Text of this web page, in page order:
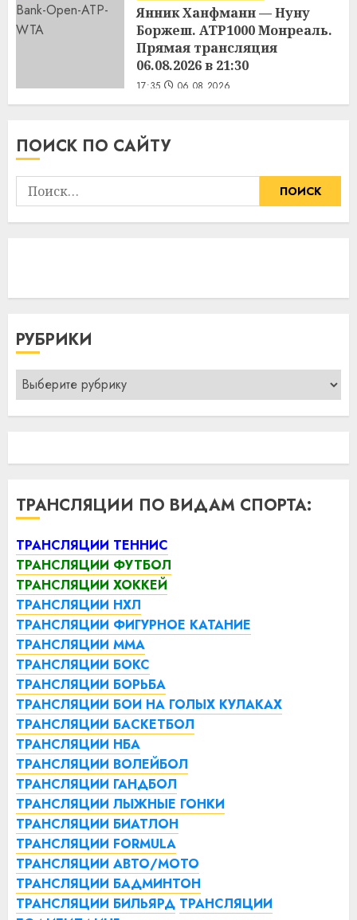
Янник Ханфманн — Нуну
Боржеш. ATP1000 Монреаль.
Прямая трансляция
06.08.2026 в 21:30
17:35 06.08.2026
ПОИСК ПО САЙТУ
Найти:
РУБРИКИ
Рубрики
ТРАНСЛЯЦИИ ПО ВИДАМ СПОРТА:
ТРАНСЛЯЦИИ ТЕННИС
ТРАНСЛЯЦИИ ФУТБОЛ
ТРАНСЛЯЦИИ ХОККЕЙ
ТРАНСЛЯЦИИ НХЛ
ТРАНСЛЯЦИИ ФИГУРНОЕ КАТАНИЕ
ТРАНСЛЯЦИИ ММА
ТРАНСЛЯЦИИ БОКС
ТРАНСЛЯЦИИ БОРЬБА
ТРАНСЛЯЦИИ БОИ НА ГОЛЫХ КУЛАКАХ
ТРАНСЛЯЦИИ БАСКЕТБОЛ
ТРАНСЛЯЦИИ НБА
ТРАНСЛЯЦИИ ВОЛЕЙБОЛ
ТРАНСЛЯЦИИ ГАНДБОЛ
ТРАНСЛЯЦИИ ЛЫЖНЫЕ ГОНКИ
ТРАНСЛЯЦИИ БИАТЛОН
ТРАНСЛЯЦИИ FORMULA
ТРАНСЛЯЦИИ АВТО/МОТО
ТРАНСЛЯЦИИ БАДМИНТОН
ТРАНСЛЯЦИИ БИЛЬЯРД ТРАНСЛЯЦИИ